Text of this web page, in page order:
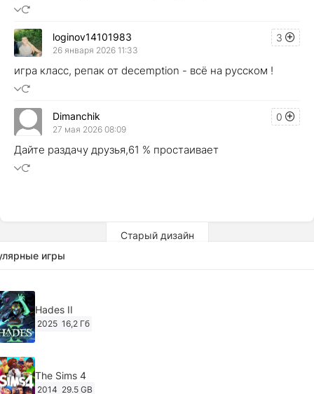
3
loginov14101983
26 января 2026 11:33
игра класс, репак от decemption - всё на русском !
0
Dimanchik
27 мая 2026 08:09
Дайте раздачу друзья,61 % простаивает
Старый дизайн
игры
Hades II
2025 16,2 Гб
The Sims 4
2014 29.5 GB